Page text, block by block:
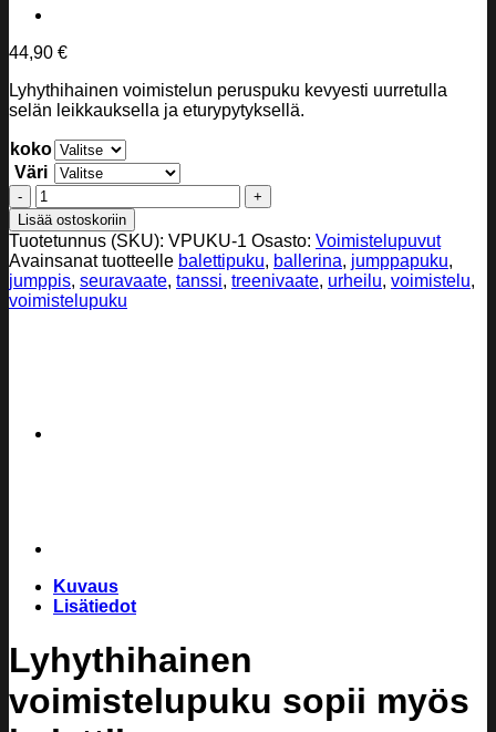
44,90 €
Lyhythihainen voimistelun peruspuku kevyesti uurretulla
selän leikkauksella ja eturypytyksellä.
koko
Väri
Voimistelupuku
-
peruspuku
voimisteluun,
tanssiin
ja
balettiin
Lisää ostoskoriin
Tuotetunnus (SKU): VPUKU-1 Osasto: Voimistelupuvut
Avainsanat tuotteelle balettipuku, ballerina, jumppapuku,
jumppis, seuravaate, tanssi, treenivaate, urheilu, voimistelu,
voimistelupuku
Kuvaus
Lisätiedot
Lyhythihainen
voimistelupuku sopii myös